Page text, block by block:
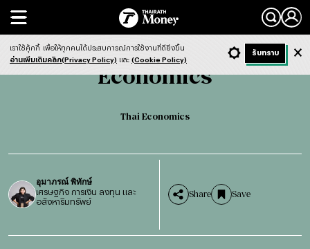
Search
Economics Thai Economics
Economics
Thai Economics
อุมาภรณ์ พิทักษ์
เศรษฐกิจ การเงิน ลงทุน และ
อสังหาริมทรัพย์
Share Save
- ก + ก Dark ฟังข่าว
เราใช้คุ้กกี้ เพื่อให้ทุกคนได้ประสบการณ์การใช้งานที่ดียิ่งขึ้น
อ่านเพิ่มเติมคลิก(Privacy Policy) และ (Cookie Policy)
รับทราบ